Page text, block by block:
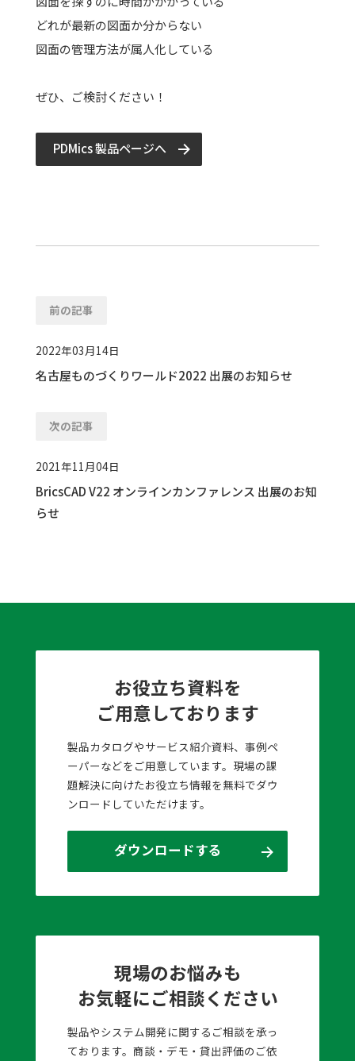
どれが最新の図面か分からない
図面の管理方法が属人化している
ぜひ、ご検討ください！
PDMics 製品ページへ
前の記事
2022年03月14日
名古屋ものづくりワールド2022 出展のお知らせ
次の記事
2021年11月04日
BricsCAD V22 オンラインカンファレンス 出展のお知
らせ
お役立ち資料を
ご用意しております
製品カタログやサービス紹介資料、事例ペ
ーパーなどをご用意しています。現場の課
題解決に向けたお役立ち情報を無料でダウ
ンロードしていただけます。
ダウンロードする
現場のお悩みも
お気軽にご相談ください
製品やシステム開発に関するご相談を承っ
ております。商談・デモ・貸出評価のご依